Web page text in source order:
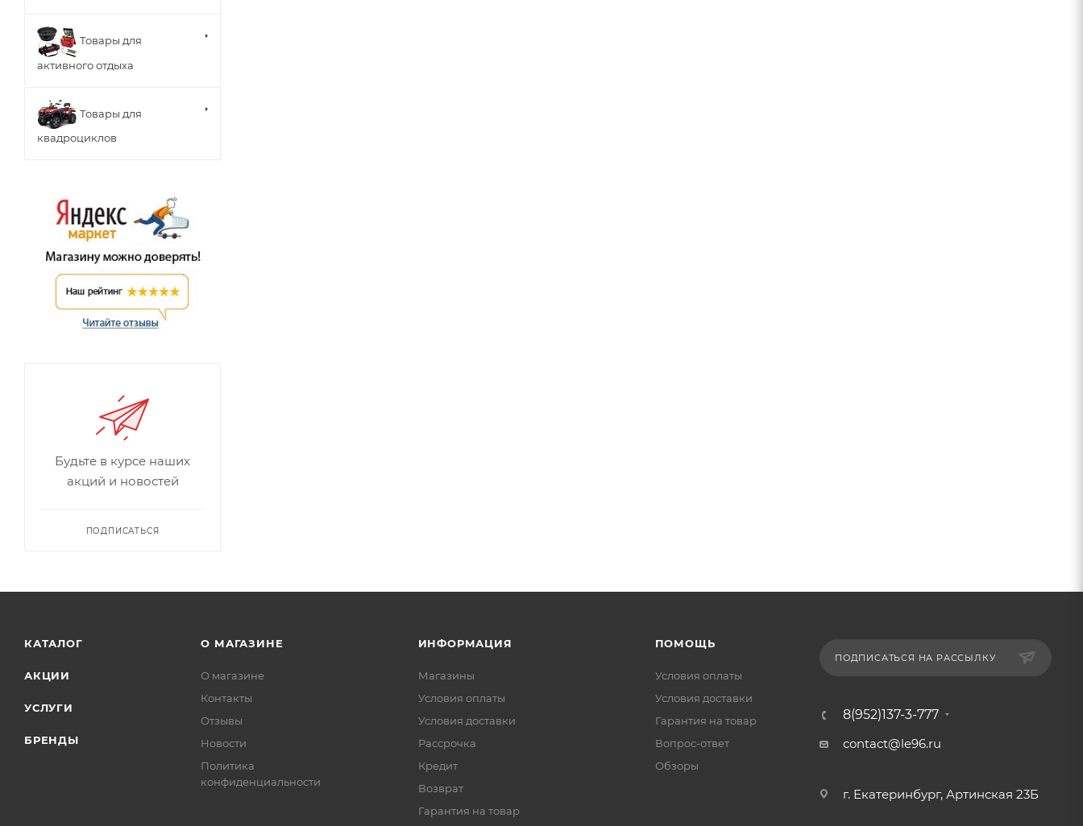
Товары для
активного отдыха
Товары для
квадроциклов
Будьте в курсе наших
акций и новостей
ПОДПИСАТЬСЯ
КАТАЛОГ
АКЦИИ
УСЛУГИ
БРЕНДЫ
О МАГАЗИНЕ
О магазине
Контакты
Отзывы
Новости
Политика
конфиденциальности
ИНФОРМАЦИЯ
Магазины
Условия оплаты
Условия доставки
Рассрочка
Кредит
Возврат
Гарантия на товар
ПОМОЩЬ
Условия оплаты
Условия доставки
Гарантия на товар
Вопрос-ответ
Обзоры
ПОДПИСАТЬСЯ НА РАССЫЛКУ
8(952)137-3-777
contact@le96.ru
г. Екатеринбург, Артинская 23Б